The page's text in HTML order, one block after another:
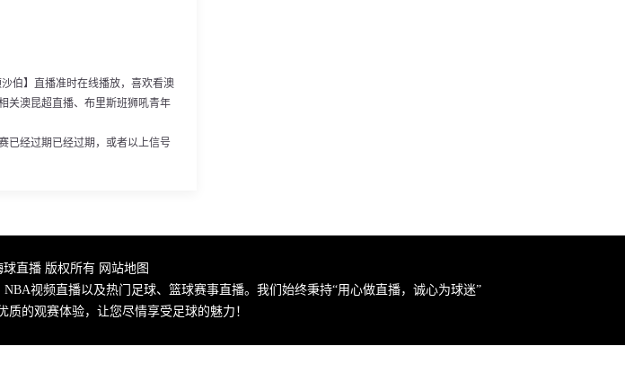
沙伯】直播准时在线播放，喜欢看澳
关澳昆超直播、布里斯班狮吼青年
已经过期已经过期，或者以上信号
球直播 版权所有 网站地图
视频直播以及热门足球、篮球赛事直播。我们始终秉持“用心做直播，诚心为球迷”
的观赛体验，让您尽情享受足球的魅力！